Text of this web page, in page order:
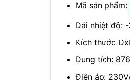
Mã sản phẩm:
Dải nhiệt
Kích thước
Dung tích:
Điện áp: